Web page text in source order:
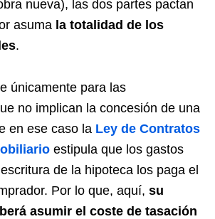
nueva), las dos partes pactan
asuma la totalidad de los
.
únicamente para las
no implican la concesión de una
en ese caso la Ley de Contratos
estipula que los gastos
de la hipoteca los paga el
Por lo que, aquí, su
asumir el coste de tasación